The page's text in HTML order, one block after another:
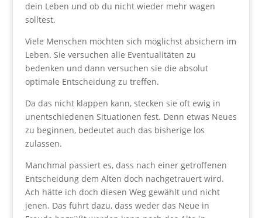
dein Leben und ob du nicht wieder mehr wagen
solltest.
Viele Menschen möchten sich möglichst absichern im
Leben. Sie versuchen alle Eventualitäten zu
bedenken und dann versuchen sie die absolut
optimale Entscheidung zu treffen.
Da das nicht klappen kann, stecken sie oft ewig in
unentschiedenen Situationen fest. Denn etwas Neues
zu beginnen, bedeutet auch das bisherige los
zulassen.
Manchmal passiert es, dass nach einer getroffenen
Entscheidung dem Alten doch nachgetrauert wird.
Ach hätte ich doch diesen Weg gewählt und nicht
jenen. Das führt dazu, dass weder das Neue in